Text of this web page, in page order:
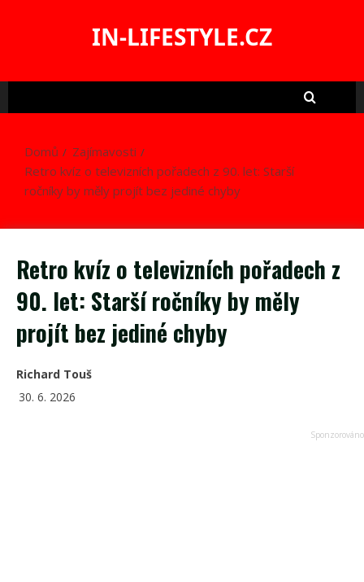
IN-LIFESTYLE.CZ
Domů
Zajímavosti
Retro kvíz o televizních pořadech z 90. let: Starší
ročníky by měly projít bez jediné chyby
Retro kvíz o televizních pořadech z
90. let: Starší ročníky by měly
projít bez jediné chyby
Richard Touš
30. 6. 2026